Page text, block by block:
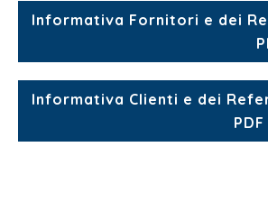
Informativa Fornitori e dei
Informativa Clienti e dei
PDF